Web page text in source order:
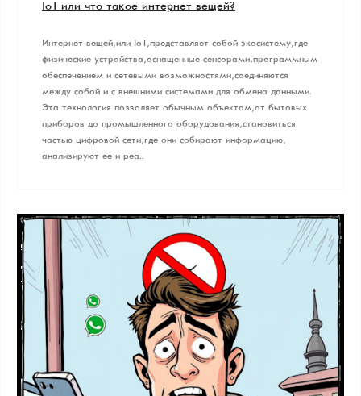
IoT или что такое интернет вещей?
Интернет вещей, или IoT, представляет собой экосистему, где
физические устройства, оснащенные сенсорами, программным
обеспечением и сетевыми возможностями, соединяются
между собой и с внешними системами для обмена данными.
Эта технология позволяет обычным объектам, от бытовых
приборов до промышленного оборудования, становиться
частью цифровой сети, где они собирают информацию,
анализируют ее и реа..